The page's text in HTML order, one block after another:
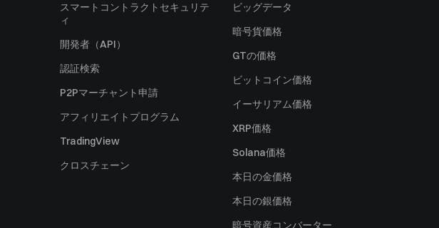
スマートコントラクトセキュリテ
ィ
開発者（API）
認証検索
P2Pマーチャント申請
アフィリエイトプログラム
TradingView
クロスチェーン
ビッグデータ
暗号貨価格
GTの価格
ビットコイン価格
イーサリアム価格
XRP価格
Solana価格
本日の金価格
本日の銀価格
暗号資産コンバーター